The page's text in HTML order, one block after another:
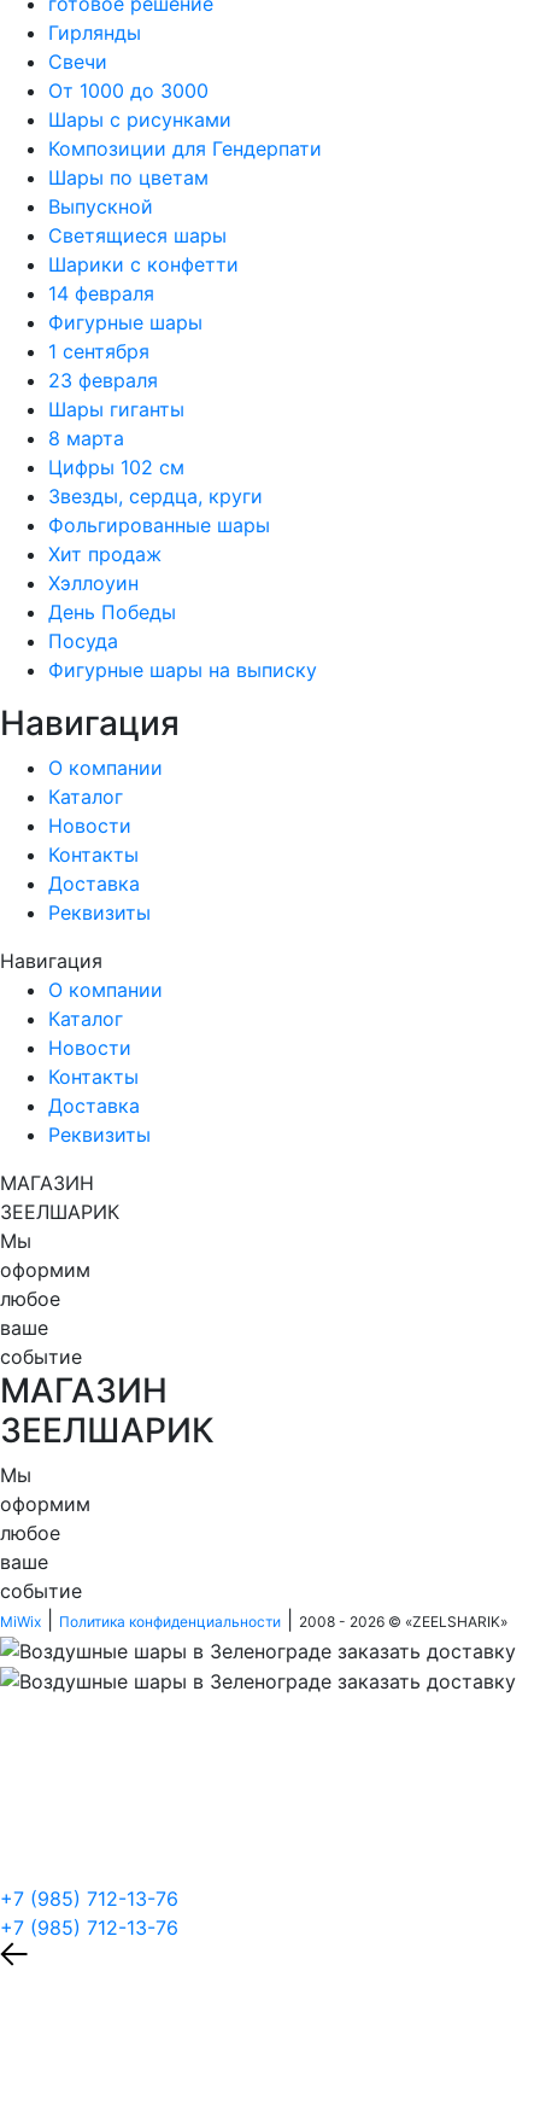
Гирлянды
Свечи
От 1000 до 3000
Шары с рисунками
Композиции для Гендерпати
Шары по цветам
Выпускной
Светящиеся шары
Шарики с конфетти
14 февраля
Фигурные шары
1 сентября
23 февраля
Шары гиганты
8 марта
Цифры 102 см
Звезды, сердца, круги
Фольгированные шары
Хит продаж
Хэллоуин
День Победы
Посуда
Фигурные шары на выписку
Навигация
О компании
Каталог
Новости
Контакты
Доставка
Реквизиты
Навигация
О компании
Каталог
Новости
Контакты
Доставка
Реквизиты
МАГАЗИН
ЗЕЕЛШАРИК
Мы
оформим
любое
ваше
событие
МАГАЗИН
ЗЕЕЛШАРИК
Мы
оформим
любое
ваше
событие
MiWix Политика конфиденциальности 2008 - 2026 © «ZEELSHARIK»
+7 (985) 712-13-76
+7 (985) 712-13-76